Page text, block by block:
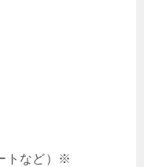
トなど）※